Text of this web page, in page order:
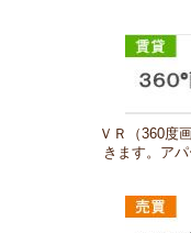
ＶＲ（360度
きます。ア